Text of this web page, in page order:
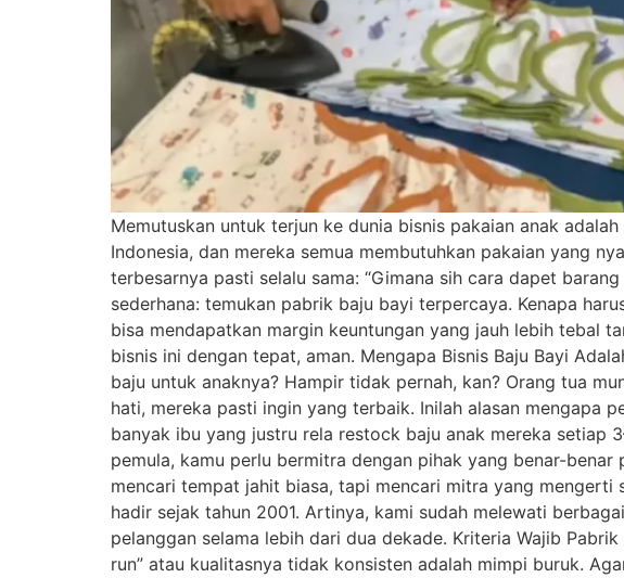
Memutuskan untuk terjun ke dunia bisnis pakaian anak
Indonesia, dan mereka semua membutuhkan pakaian yang
terbesarnya pasti selalu sama: “Gimana sih cara dapet
sederhana: temukan pabrik baju bayi terpercaya. Kenapa
bisa mendapatkan margin keuntungan yang jauh lebih tebal
bisnis ini dengan tepat, aman. Mengapa Bisnis Baju Bayi
baju untuk anaknya? Hampir tidak pernah, kan? Orang tua
hati, mereka pasti ingin yang terbaik. Inilah alasan mengapa
banyak ibu yang justru rela restock baju anak mereka setiap
pemula, kamu perlu bermitra dengan pihak yang benar-
mencari tempat jahit biasa, tapi mencari mitra yang mengerti
hadir sejak tahun 2001. Artinya, kami sudah melewati
pelanggan selama lebih dari dua dekade. Kriteria Wajib
run” atau kualitasnya tidak konsisten adalah mimpi buruk.